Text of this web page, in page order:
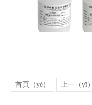
首頁（yè） 上一（yī